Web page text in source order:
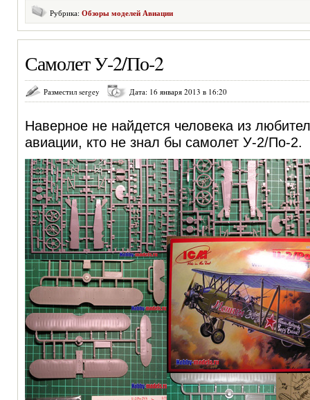
Рубрика: Обзоры моделей Авиации
Самолет У-2/По-2
Разместил sergey Дата: 16 января 2013 в 16:20
Наверное не найдется человека из
авиации, кто не знал бы самолет У-2/По-2.